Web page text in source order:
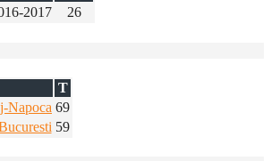
2017 26
T
Napoca 69
59